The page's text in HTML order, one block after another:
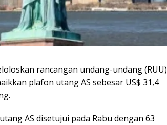
rancangan undang-undang (RUU)
plafon utang AS sebesar US$ 31,4
AS disetujui pada Rabu dengan 63